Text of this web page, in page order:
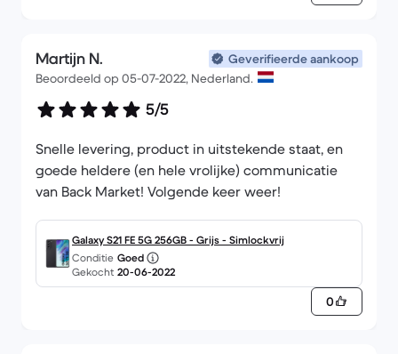
Martijn N.
Geverifieerde aankoop
Beoordeeld op 05-07-2022, Nederland.
5/5
Snelle levering, product in uitstekende staat, en
goede heldere (en hele vrolijke) communicatie
van Back Market! Volgende keer weer!
Galaxy S21 FE 5G 256GB - Grijs - Simlockvrij
Conditie Goed
Gekocht 20-06-2022
0